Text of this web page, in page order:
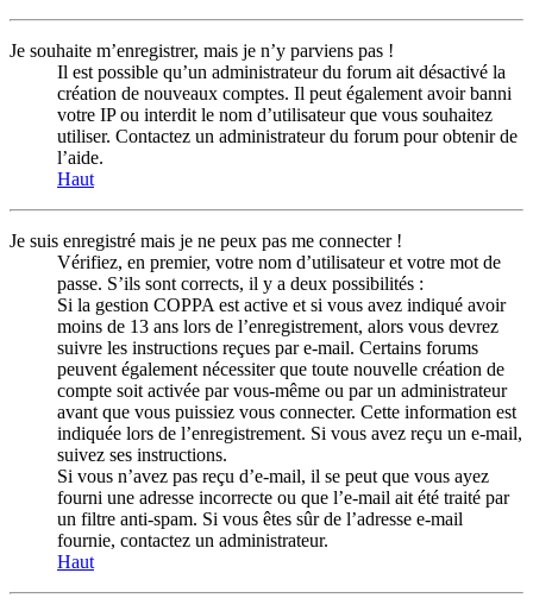
Je souhaite m’enregistrer, mais je n’y parviens pas !
Il est possible qu’un administrateur du forum ait désactivé la
création de nouveaux comptes. Il peut également avoir banni
votre IP ou interdit le nom d’utilisateur que vous souhaitez
utiliser. Contactez un administrateur du forum pour obtenir de
l’aide.
Haut
Je suis enregistré mais je ne peux pas me connecter !
Vérifiez, en premier, votre nom d’utilisateur et votre mot de
passe. S’ils sont corrects, il y a deux possibilités :
Si la gestion COPPA est active et si vous avez indiqué avoir
moins de 13 ans lors de l’enregistrement, alors vous devrez
suivre les instructions reçues par e-mail. Certains forums
peuvent également nécessiter que toute nouvelle création de
compte soit activée par vous-même ou par un administrateur
avant que vous puissiez vous connecter. Cette information est
indiquée lors de l’enregistrement. Si vous avez reçu un e-mail,
suivez ses instructions.
Si vous n’avez pas reçu d’e-mail, il se peut que vous ayez
fourni une adresse incorrecte ou que l’e-mail ait été traité par
un filtre anti-spam. Si vous êtes sûr de l’adresse e-mail
fournie, contactez un administrateur.
Haut